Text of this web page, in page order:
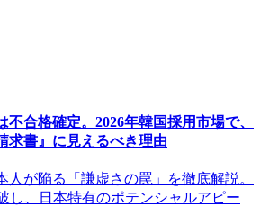
不合格確定。2026年韓国採用市場で、
求書』に見えるべき理由
人が陥る「謙虚さの罠」を徹底解説。
し、日本特有のポテンシャルアピー